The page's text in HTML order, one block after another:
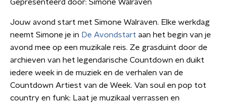
Gepresenteerd door: Simone Walraven
Jouw avond start met Simone Walraven. Elke werkdag
neemt Simone je in De Avondstart aan het begin van je
avond mee op een muzikale reis. Ze grasduint door de
archieven van het legendarische Countdown en duikt
iedere week in de muziek en de verhalen van de
Countdown Artiest van de Week. Van soul en pop tot
country en funk: Laat je muzikaal verrassen en